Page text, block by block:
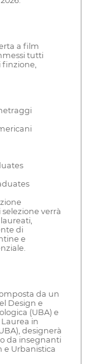
a film
tutti
verrà
di
e
da un
Design e
(UBA) e
in
designerà
da insegnanti
e Urbanistica